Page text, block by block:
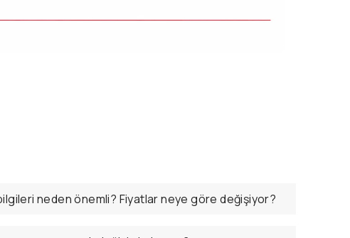
neden önemli? Fiyatlar neye göre değişiyor?